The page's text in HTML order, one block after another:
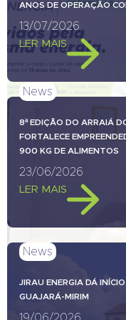
ANOS DE OPERAÇÃO
13/07/2026
LER MAIS
News
8ª EDIÇÃO DO ARRAIÁ
FORTALECE
900 KG DE ALIMENTOS
23/06/2026
LER MAIS
News
JIRAU ENERGIA DÁ
GUAJARÁ-MIRIM